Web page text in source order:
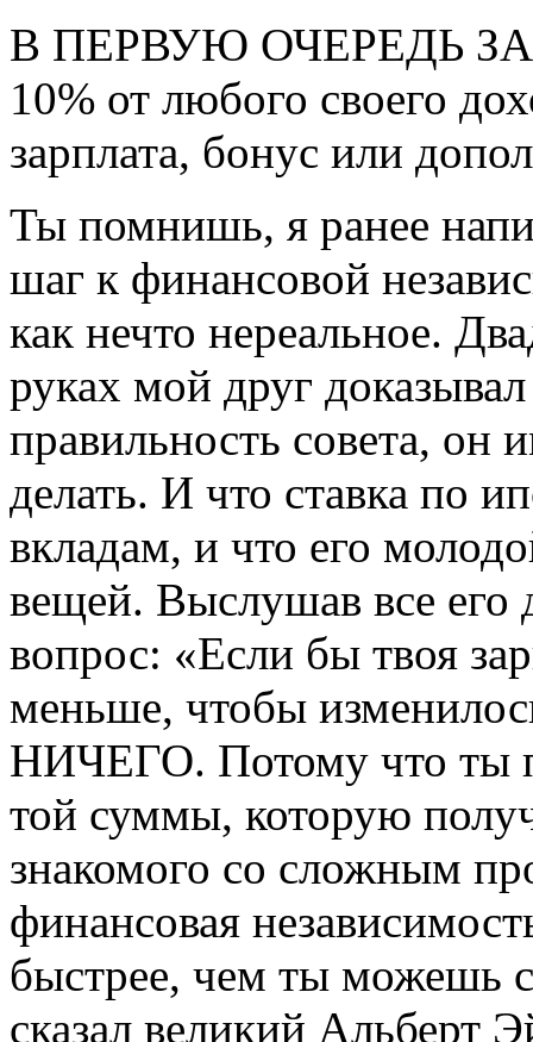
В ПЕРВУЮ ОЧЕРЕДЬ
10% от любого своего
зарплата, бонус или
Ты помнишь, я ранее
шаг к финансовой
как нечто нереальное.
руках мой друг
правильность совета, он
делать. И что ставка по
вкладам, и что его
вещей. Выслушав все его
вопрос: «Если бы твоя
меньше, чтобы
НИЧЕГО. Потому что ты
той суммы, которую
знакомого со сложным
финансовая
быстрее, чем ты можешь
сказал великий Альберт